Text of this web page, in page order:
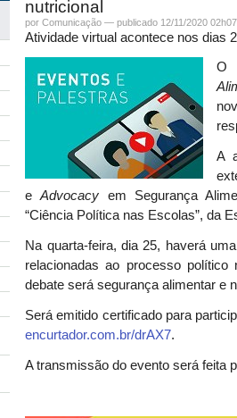
nutricional
porComunicação —publicado 12/11/2020
Atividade virtual acontece nos dias
O
A
eAdvocacy em SegurançaA
“Ciência Política nas Escolas”, da
Na quarta-feira, dia 25, haverá
relacionadas ao processo
debate será segurança alimentar e
Será emitido certificado para
encurtador.com.br/drAX7.
A transmissão do evento será feita